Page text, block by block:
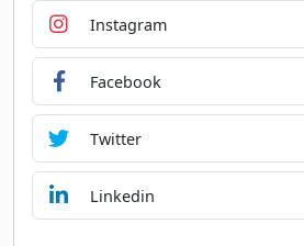
Instagram
Facebook
Twitter
Linkedin